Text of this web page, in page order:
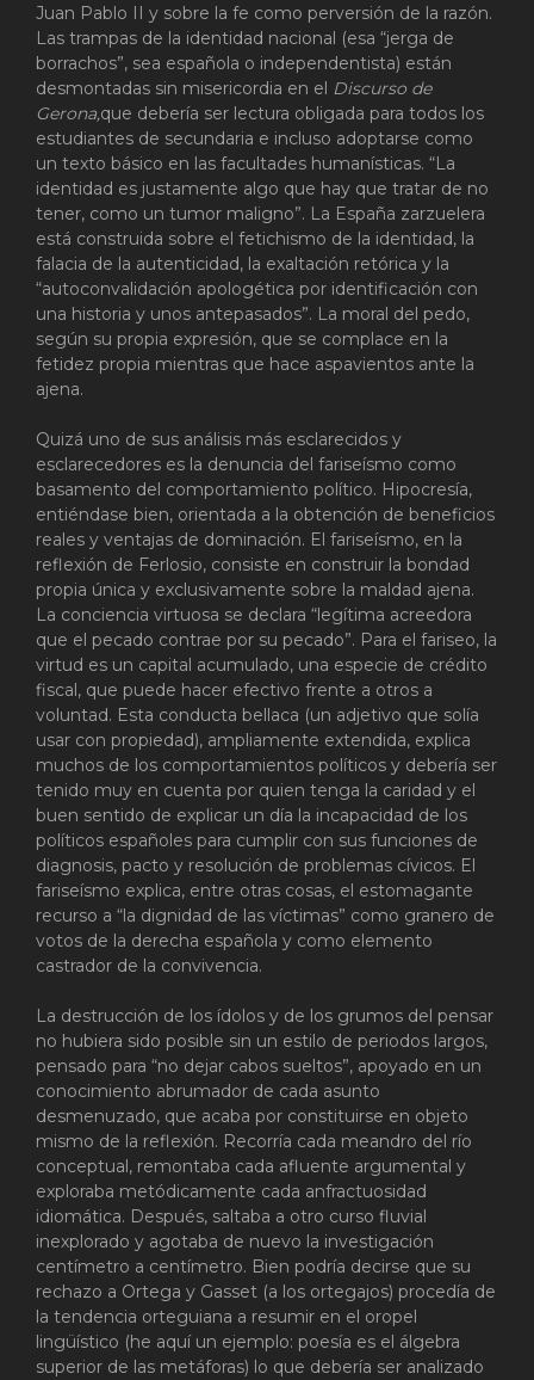
Juan Pablo II y sobre la fe como perversión de la razón.
Las trampas de la identidad nacional (esa “jerga de
borrachos”, sea española o independentista) están
desmontadas sin misericordia en el Discurso de
Gerona,que debería ser lectura obligada para todos los
estudiantes de secundaria e incluso adoptarse como
un texto básico en las facultades humanísticas. “La
identidad es justamente algo que hay que tratar de no
tener, como un tumor maligno”. La España zarzuelera
está construida sobre el fetichismo de la identidad, la
falacia de la autenticidad, la exaltación retórica y la
“autoconvalidación apologética por identificación con
una historia y unos antepasados”. La moral del pedo,
según su propia expresión, que se complace en la
fetidez propia mientras que hace aspavientos ante la
ajena.
Quizá uno de sus análisis más esclarecidos y
esclarecedores es la denuncia del fariseísmo como
basamento del comportamiento político. Hipocresía,
entiéndase bien, orientada a la obtención de beneficios
reales y ventajas de dominación. El fariseísmo, en la
reflexión de Ferlosio, consiste en construir la bondad
propia única y exclusivamente sobre la maldad ajena.
La conciencia virtuosa se declara “legítima acreedora
que el pecado contrae por su pecado”. Para el fariseo, la
virtud es un capital acumulado, una especie de crédito
fiscal, que puede hacer efectivo frente a otros a
voluntad. Esta conducta bellaca (un adjetivo que solía
usar con propiedad), ampliamente extendida, explica
muchos de los comportamientos políticos y debería ser
tenido muy en cuenta por quien tenga la caridad y el
buen sentido de explicar un día la incapacidad de los
políticos españoles para cumplir con sus funciones de
diagnosis, pacto y resolución de problemas cívicos. El
fariseísmo explica, entre otras cosas, el estomagante
recurso a “la dignidad de las víctimas” como granero de
votos de la derecha española y como elemento
castrador de la convivencia.
La destrucción de los ídolos y de los grumos del pensar
no hubiera sido posible sin un estilo de periodos largos,
pensado para “no dejar cabos sueltos”, apoyado en un
conocimiento abrumador de cada asunto
desmenuzado, que acaba por constituirse en objeto
mismo de la reflexión. Recorría cada meandro del río
conceptual, remontaba cada afluente argumental y
exploraba metódicamente cada anfractuosidad
idiomática. Después, saltaba a otro curso fluvial
inexplorado y agotaba de nuevo la investigación
centímetro a centímetro. Bien podría decirse que su
rechazo a Ortega y Gasset (a los ortegajos) procedía de
la tendencia orteguiana a resumir en el oropel
lingüístico (he aquí un ejemplo: poesía es el álgebra
superior de las metáforas) lo que debería ser analizado